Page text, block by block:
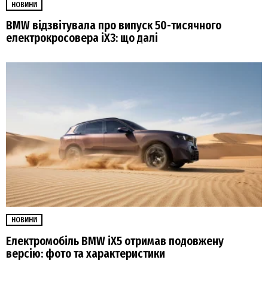
НОВИНИ
BMW відзвітувала про випуск 50-тисячного
електрокросовера iX3: що далі
НОВИНИ
Електромобіль BMW iX5 отримав подовжену
версію: фото та характеристики